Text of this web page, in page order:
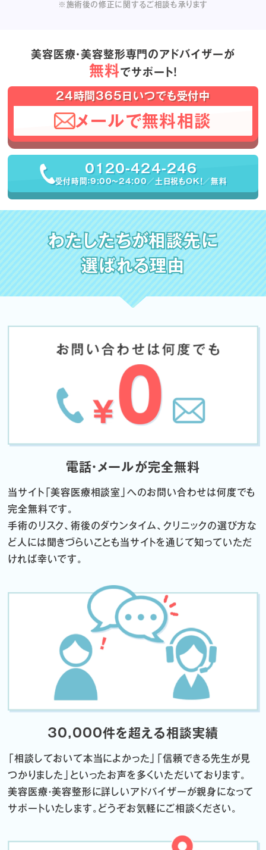
※施術後の修正に関するご相談も承ります
美容医療・美容整形専門のアドバイザーが
無料でサポート！
24時間365日いつでも受付中
メールで無料相談
0120-424-246
受付時間：9:00〜24:00／土日祝もOK！／無料
わたしたちが相談先に
選ばれる理由
電話・メールが完全無料
当サイト「美容医療相談室」へのお問い合わせは何度でも
完全無料です。
手術のリスク、術後のダウンタイム、クリニックの選び方な
ど 人には聞きづらいことも当サイトを通じて知っていただ
ければ幸いです。
30,000件を超える相談実績
「相談しておいて本当によかった」「信頼できる先生が見
つかりました」 といったお声を多くいただいております。
美容医療・美容整形に詳しいアドバイザーが親身になって
サポートいたします。 どうぞお気軽にご相談ください。